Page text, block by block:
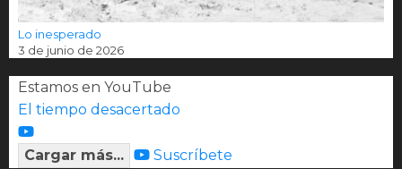
Lo inesperado
3 de junio de 2026
Estamos en YouTube
El tiempo desacertado
Cargar más... Suscríbete